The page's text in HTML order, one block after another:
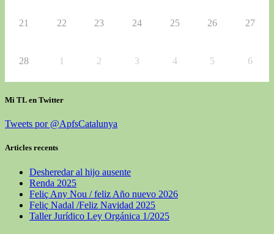
21 22 23 24 25 26 27
28 1 2 3 4 5 6
Mi TL en Twitter
Tweets por @ApfsCatalunya
Articles recents
Desheredar al hijo ausente
Renda 2025
Feliç Any Nou / feliz Año nuevo 2026
Feliç Nadal /Feliz Navidad 2025
Taller Jurídico Ley Orgánica 1/2025